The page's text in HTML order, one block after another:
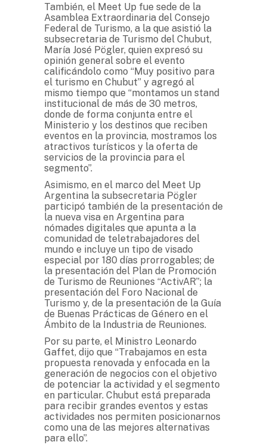
También, el Meet Up fue sede de la
Asamblea Extraordinaria del Consejo
Federal de Turismo, a la que asistió la
subsecretaria de Turismo del Chubut,
María José Pögler, quien expresó su
opinión general sobre el evento
calificándolo como “Muy positivo para
el turismo en Chubut” y agregó al
mismo tiempo que “montamos un stand
institucional de más de 30 metros,
donde de forma conjunta entre el
Ministerio y los destinos que reciben
eventos en la provincia, mostramos los
atractivos turísticos y la oferta de
servicios de la provincia para el
segmento”.
Asimismo, en el marco del Meet Up
Argentina la subsecretaria Pögler
participó también de la presentación de
la nueva visa en Argentina para
nómades digitales que apunta a la
comunidad de teletrabajadores del
mundo e incluye un tipo de visado
especial por 180 días prorrogables; de
la presentación del Plan de Promoción
de Turismo de Reuniones “ActivAR”; la
presentación del Foro Nacional de
Turismo y, de la presentación de la Guía
de Buenas Prácticas de Género en el
Ámbito de la Industria de Reuniones.
Por su parte, el Ministro Leonardo
Gaffet, dijo que “Trabajamos en esta
propuesta renovada y enfocada en la
generación de negocios con el objetivo
de potenciar la actividad y el segmento
en particular. Chubut está preparada
para recibir grandes eventos y estas
actividades nos permiten posicionarnos
como una de las mejores alternativas
para ello”.